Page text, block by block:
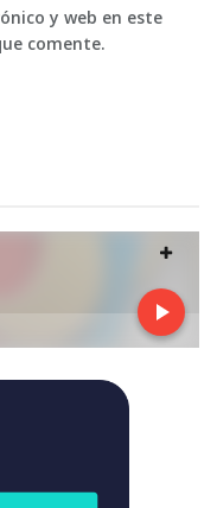
y web en este
comente.